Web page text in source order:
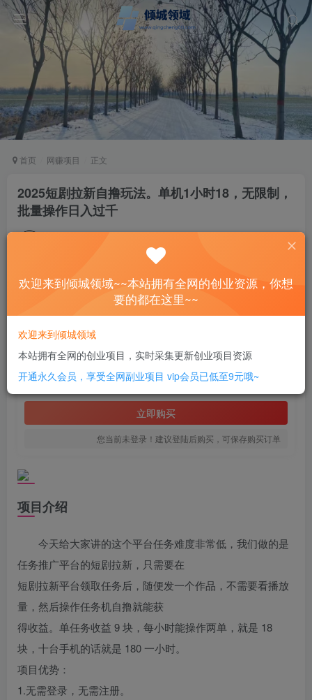
首页 网赚项目 正文
2025短剧拉新自撸玩法。单机1小时18，无限制，
批量操作日入过千
私信
此内容为付费资源，请付费后查看
￥ 2
SVIP全站会员免费
立即购买
您当前未登录！建议登陆后购买，可保存购买订单
付费资源
项目介绍
今天给大家讲的这个平台任务难度非常低，我们做的是
任务推广平台的短剧拉新，只需要在
短剧拉新平台领取任务后，随便发一个作品，不需要看播放
量，然后操作任务机自撸就能获
得收益。单任务收益 9 块，每小时能操作两单，就是 18
块，十台手机的话就是 180 一小时。
项目优势：
1.无需登录，无需注册。
欢迎来到倾城领域~~本站拥有全网的创业资源，你想
要的都在这里~~
欢迎来到倾城领域
本站拥有全网的创业项目，实时采集更新创业项目资源
开通永久会员，享受全网副业项目 vip会员已低至9元哦~